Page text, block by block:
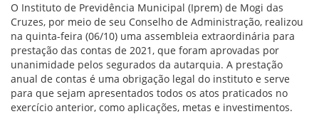
O Instituto de Previdência Municipal (Iprem) de Mogi das
Cruzes, por meio de seu Conselho de Administração, realizou
na quinta-feira (06/10) uma assembleia extraordinária para
prestação das contas de 2021, que foram aprovadas por
unanimidade pelos segurados da autarquia. A prestação
anual de contas é uma obrigação legal do instituto e serve
para que sejam apresentados todos os atos praticados no
exercício anterior, como aplicações, metas e investimentos.